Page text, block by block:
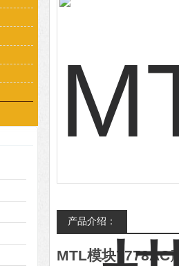
产品介绍：
MTL模块7778AC